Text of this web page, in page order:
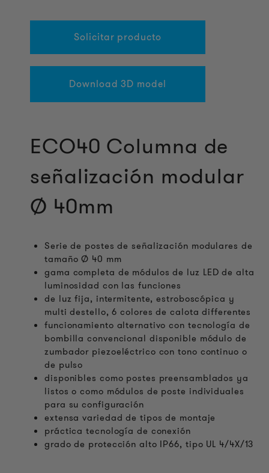
Solicitar producto
Download 3D model
ECO40 Columna de
señalización modular
Ø 40mm
Serie de postes de señalización modulares de
tamaño Ø 40 mm
gama completa de módulos de luz LED de alta
luminosidad con las funciones
de luz fija, intermitente, estroboscópica y
multi destello, 6 colores de calota differentes
funcionamiento alternativo con tecnología de
bombilla convencional disponible módulo de
zumbador piezoeléctrico con tono continuo o
de pulso
disponibles como postes preensamblados ya
listos o como módulos de poste individuales
para su configuración
extensa variedad de tipos de montaje
práctica tecnología de conexión
grado de protección alto IP66, tipo UL 4/4X/13